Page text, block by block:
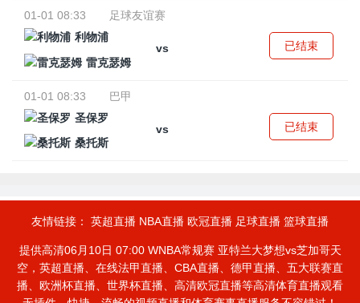
01-01 08:33
足球友谊赛
利物浦
vs
雷克瑟姆
已结束
01-01 08:33
巴甲
圣保罗
vs
桑托斯
已结束
友情链接： 英超直播 NBA直播 欧冠直播 足球直播 篮球直播
提供高清06月10日 07:00 WNBA常规赛 亚特兰大梦想vs芝加哥天
空，英超直播、在线法甲直播、CBA直播、德甲直播、五大联赛直
播、欧洲杯直播、世界杯直播、高清欧冠直播等高清体育直播观看